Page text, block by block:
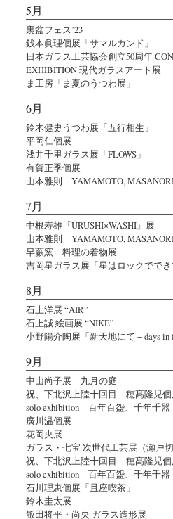
5月
裏盆フェス’23
銭本眞理個展「サマルカンド」
日本ガラス工芸協会創立50周年
EXHIBITION 現代ガラスアート展
ま工房「ま夏のうつわ展」
6月
鈴木健史うつわ展「五行相生」
平岡仁個展
浅井千里ガラス展「FLOWS」
有賀正季個展
山本雅則｜YAMAMOTO,
7月
中根寿雄『URUSHI×WASHI』展
山本雅則｜YAMAMOTO,
早蕨窯 料理の着物展
吉岡星ガラス展「星はロックででき
8月
石上洋展 “AIR”
石上誠 絵画展 “NIKE”
小野陽介陶展「新天地にて − days in
9月
中山尚子展 九月の庭
祝、下北沢上陸十回目 穂髙隆児個
solo exhibition 百年百盌、千年千器
廣川温個展
花岡央展
ガラス・七宝 次世代工芸展（瀬戸
祝、下北沢上陸十回目 穂髙隆児個
solo exhibition 百年百盌、千年千器
石川理恵個展「且座喫茶」
鈴木圭太展
飯田将平・尚央 ガラス造形展